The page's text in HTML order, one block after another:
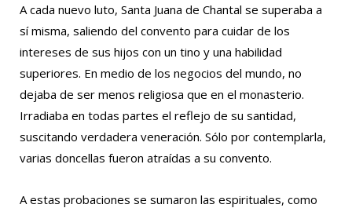
A cada nuevo luto, Santa Juana de Chantal se superaba a
sí misma, saliendo del convento para cuidar de los
intereses de sus hijos con un tino y una habilidad
superiores. En medio de los negocios del mundo, no
dejaba de ser menos religiosa que en el monasterio.
Irradiaba en todas partes el reflejo de su santidad,
suscitando verdadera veneración. Sólo por contemplarla,
varias doncellas fueron atraídas a su convento.
A estas probaciones se sumaron las espirituales, como